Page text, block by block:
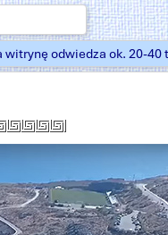
odwiedza ok. 20-40